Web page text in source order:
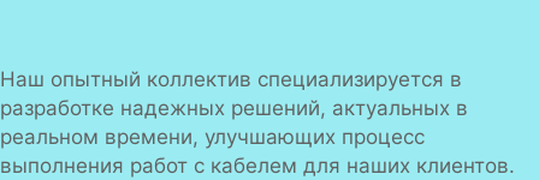
Наш опытный коллектив специализируется в
разработке надежных решений, актуальных в
реальном времени, улучшающих процесс
выполнения работ с кабелем для наших клиентов.